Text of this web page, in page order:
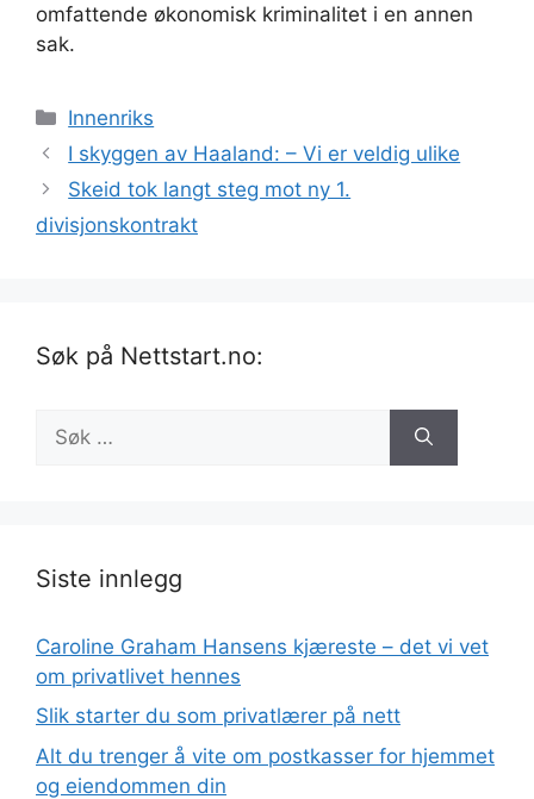
omfattende økonomisk kriminalitet i en annen
sak.
Kategorier
Innenriks
I skyggen av Haaland: – Vi er veldig ulike
Skeid tok langt steg mot ny 1.
divisjonskontrakt
Søk på Nettstart.no:
etter:
Siste innlegg
Caroline Graham Hansens kjæreste – det vi vet
om privatlivet hennes
Slik starter du som privatlærer på nett
Alt du trenger å vite om postkasser for hjemmet
og eiendommen din